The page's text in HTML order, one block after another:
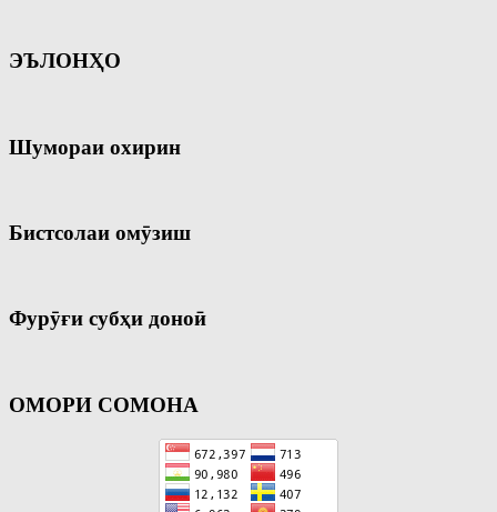
ЭЪЛОНҲО
Шумораи охирин
Бистсолаи омӯзиш
Фурӯғи субҳи доноӣ
ОМОРИ СОМОНА